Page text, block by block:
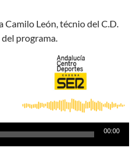
Camilo León, técnio del C.D.
programa.
00:00